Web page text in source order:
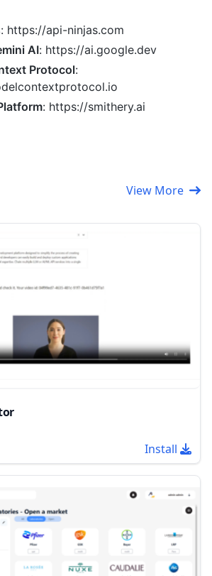
: https://api-ninjas.com
AI: https://ai.google.dev
Protocol:
: https://smithery.ai
View More
Install